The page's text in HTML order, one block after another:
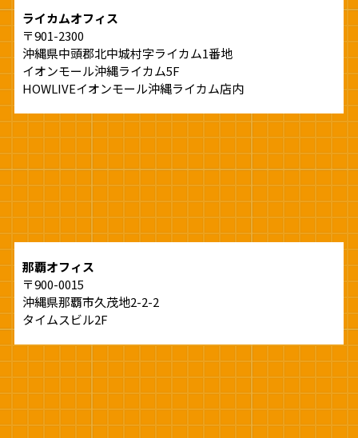
ライカムオフィス
〒901-2300
沖縄県中頭郡北中城村字ライカム1番地
イオンモール沖縄ライカム5F
HOWLIVEイオンモール沖縄ライカム店内
那覇オフィス
〒900-0015
沖縄県那覇市久茂地2-2-2
タイムスビル2F